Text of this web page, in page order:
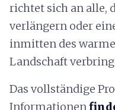
richtet sich an alle,
verlängern oder
inmitten des
Landschaft
Das vollständige
Informationen